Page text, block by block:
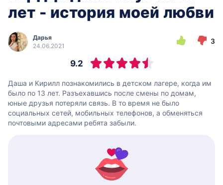
лет - история моей любви
Дарья
24.06.2021
9.2
3
Даша и Кирилл познакомились в детском лагере, когда им
было по 13 лет. Разъехавшись после смены по домам,
юные друзья потеряли связь. В то время не было
социальных сетей, мобильных телефонов, а обменяться
почтовыми адресами ребята забыли.